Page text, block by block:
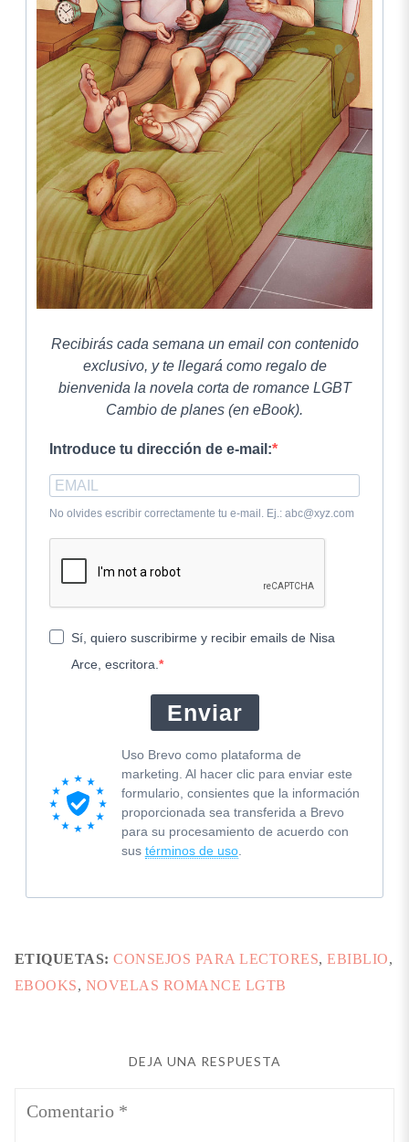
Recibirás cada semana un email con contenido
exclusivo, y te llegará como regalo de
bienvenida la novela corta de romance LGBT
Cambio de planes (en eBook).
Introduce tu dirección de e-mail:
No olvides escribir correctamente tu e-mail. Ej.: abc@xyz.com
Sí, quiero suscribirme y recibir emails de Nisa
Arce, escritora.
Enviar
Uso Brevo como plataforma de
marketing. Al hacer clic para enviar este
formulario, consientes que la información
proporcionada sea transferida a Brevo
para su procesamiento de acuerdo con
sus términos de uso.
ETIQUETAS:CONSEJOS PARA LECTORES,EBIBLIO,
EBOOKS, NOVELAS ROMANCE LGTB
DEJA UNA RESPUESTA
Comentario